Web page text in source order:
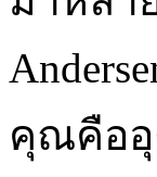
คุณคืออุ